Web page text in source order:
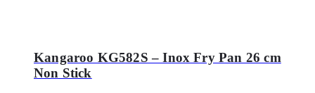
Kangaroo KG582S – Inox Fry Pan 26 cm
Non Stick